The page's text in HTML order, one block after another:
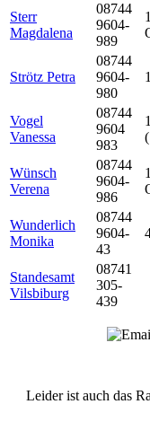
Sterr
Magdalena
08744
9604-
989
Strötz Petra
08744
9604-
980
1
Vogel
Vanessa
08744
9604
983
Wünsch
Verena
08744
9604-
986
Wunderlich
Monika
08744
9604-
43
Standesamt
Vilsbiburg
08741
305-
439
Leider ist auch das